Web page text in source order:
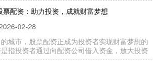
配资：助力投资，成就财富梦想
02-28
城市，股票配资正成为投资者实现财富梦想的
指投资者通过向配资公司借入资金，放大投资